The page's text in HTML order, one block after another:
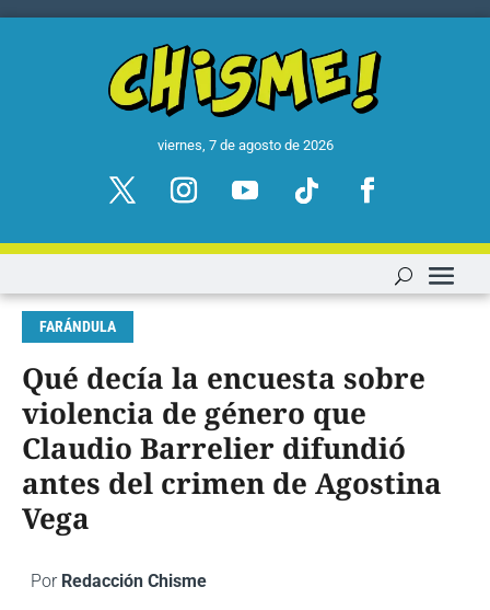
viernes, 7 de agosto de 2026
FARÁNDULA
Qué decía la encuesta sobre
violencia de género que
Claudio Barrelier difundió
antes del crimen de Agostina
Vega
Por Redacción Chisme